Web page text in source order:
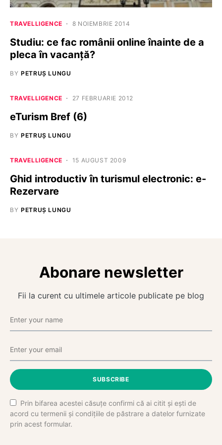
TRAVELLIGENCE 8 NOIEMBRIE 2014
Studiu: ce fac românii online înainte de a
pleca în vacanță?
BY PETRUȘ LUNGU
TRAVELLIGENCE 27 FEBRUARIE 2012
eTurism Bref (6)
BY PETRUȘ LUNGU
TRAVELLIGENCE 15 AUGUST 2009
Ghid introductiv în turismul electronic: e-
Rezervare
BY PETRUȘ LUNGU
Abonare newsletter
Fii la curent cu ultimele articole publicate pe blog
SUBSCRIBE
Prin bifarea acestei căsuțe confirmi că ai citit și ești de
acord cu termenii și condițiile de păstrare a datelor furnizate
prin acest formular.